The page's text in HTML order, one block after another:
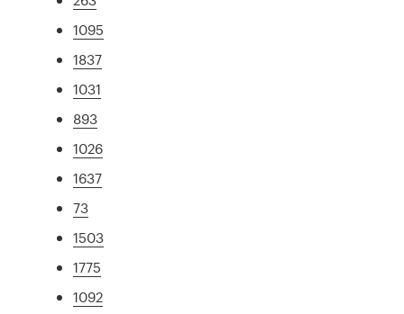
1095
1837
1031
893
1026
1637
73
1503
1775
1092